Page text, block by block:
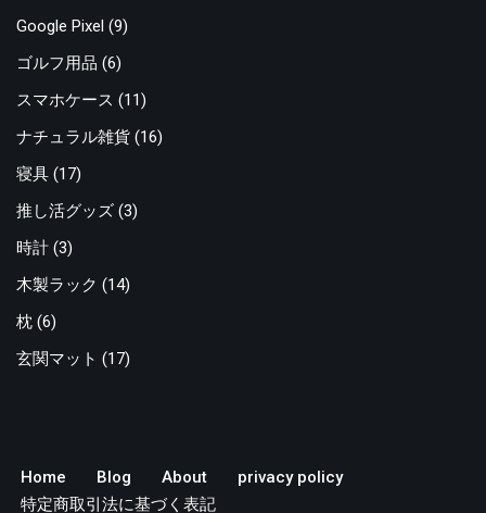
Google Pixel (9)
ゴルフ用品 (6)
スマホケース (11)
ナチュラル雑貨 (16)
寝具 (17)
推し活グッズ (3)
時計 (3)
木製ラック (14)
枕 (6)
玄関マット (17)
Home Blog About
privacy policy
特定商取引法に基づく表記